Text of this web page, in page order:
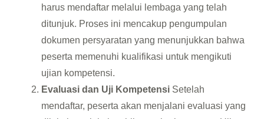
harus mendaftar melalui lembaga yang telah
ditunjuk. Proses ini mencakup pengumpulan
dokumen persyaratan yang menunjukkan bahwa
peserta memenuhi kualifikasi untuk mengikuti
ujian kompetensi.
Evaluasi dan Uji Kompetensi Setelah
mendaftar, peserta akan menjalani evaluasi yang